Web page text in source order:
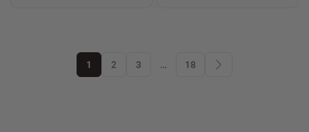
1 2 3 … 18